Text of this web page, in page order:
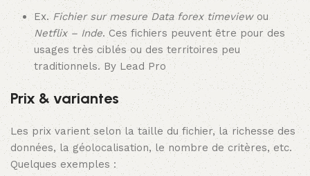
Ex. Fichier sur mesure Data forex timeviewou
Netflix – Inde. Ces fichiers peuvent être pour des
usages très ciblés ou des territoires peu
traditionnels. By Lead Pro
Prix & variantes
Les prix varient selon la taille du fichier, la richesse des
données, la géolocalisation, le nombre de critères, etc.
Quelques exemples :